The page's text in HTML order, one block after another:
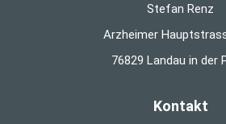
Stefan Renz
Arzheimer
76829 Landau in der
Kontakt